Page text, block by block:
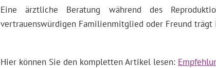
Eine ärztliche Beratung während des
vertrauenswürdigen Familienmitglied oder Freund trägt
Hier können Sie den kompletten Artikel lesen: